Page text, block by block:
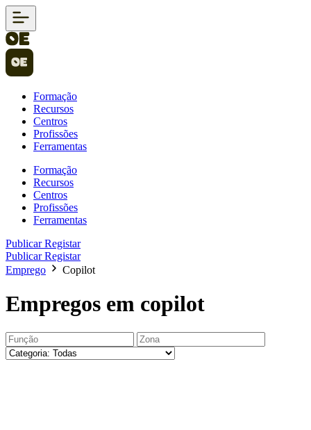
Formação
Recursos
Centros
Profissões
Ferramentas
Formação
Recursos
Centros
Profissões
Ferramentas
PublicarRegistar
PublicarRegistar
Emprego
Copilot
Empregos em copilot